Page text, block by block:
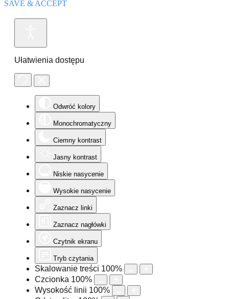
SAVE & ACCEPT
Ułatwienia dostępu
Odwróć kolory
Monochromatyczny
Ciemny kontrast
Jasny kontrast
Niskie nasycenie
Wysokie nasycenie
Zaznacz linki
Zaznacz nagłówki
Czytnik ekranu
Tryb czytania
Skalowanie treści 100%
Czcionka 100%
Wysokość linii 100%